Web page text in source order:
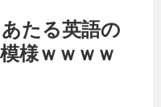
たる英語の
様ｗｗｗｗ